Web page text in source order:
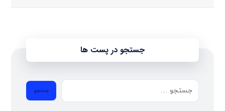
جستجو در پست ها